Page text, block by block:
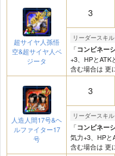
超サイヤ人孫悟
空&超サイヤ人ベ
ジータ
3
リーダースキル
「コンビネー
+3、HPとATK
含む場合は 更
人造人間17号&ヘ
ルファイター17
号
3
リーダースキル
「コンビネー
気力+3、HPと
含む場合は 更